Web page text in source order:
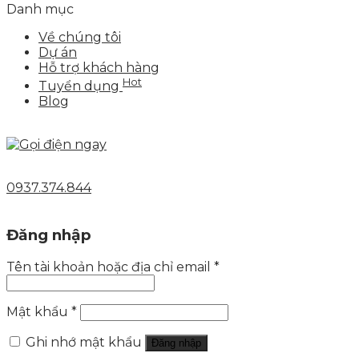
Danh mục
Về chúng tôi
Dự án
Hỗ trợ khách hàng
Tuyển dụng Hot
Blog
0937.374.844
Đăng nhập
Tên tài khoản hoặc địa chỉ email *
Mật khẩu *
Ghi nhớ mật khẩu
Đăng nhập